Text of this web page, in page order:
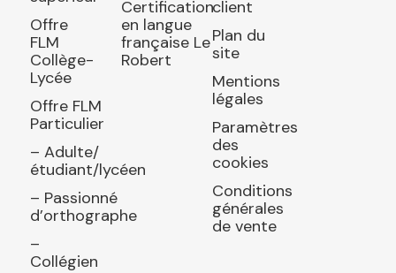
Offre
FLM
Collège-
Lycée
Offre FLM
Particulier
– Adulte/
étudiant/lycéen
– Passionné
d’orthographe
–
Collégien
Certification
en langue
française Le
Robert
client
Plan du
site
Mentions
légales
Paramètres
des
cookies
Conditions
générales
de vente